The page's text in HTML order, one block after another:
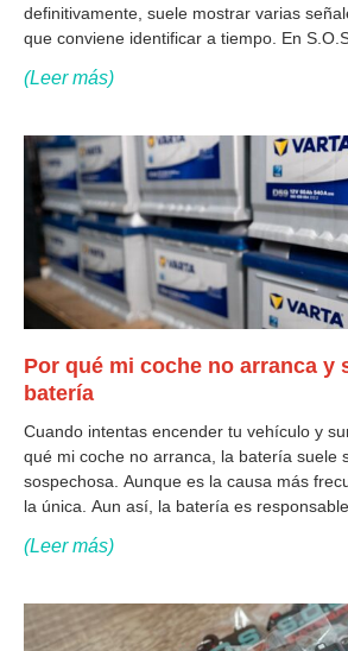
definitivamente, suele mostrar varias
que conviene identificar a tiempo. En
atención a estas señales y actuando
(Leer más)
Por qué mi coche no arranca y
batería
Cuando intentas encender tu vehículo y
qué mi coche no arranca, la batería suele
sospechosa. Aunque es la causa más
la única. Aun así, la batería es
(Leer más)